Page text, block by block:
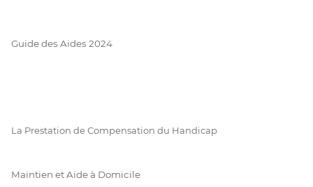
Guide des Aides 2024
La Prestation de Compensation du Handicap
Maintien et Aide à Domicile